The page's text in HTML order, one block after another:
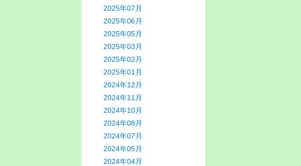
2025年07月
2025年06月
2025年05月
2025年03月
2025年02月
2025年01月
2024年12月
2024年11月
2024年10月
2024年08月
2024年07月
2024年05月
2024年04月